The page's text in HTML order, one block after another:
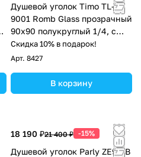
Душевой уголок Timo TL-
9001 Romb Glass прозрачный
90х90 полукруглый 1/4, с
низким поддоном, хром
Скидка 10% в подарок!
Арт. 8427
В корзину
18 190 ₽21 400 ₽ -15%
Душевой уголок Parly ZE911B